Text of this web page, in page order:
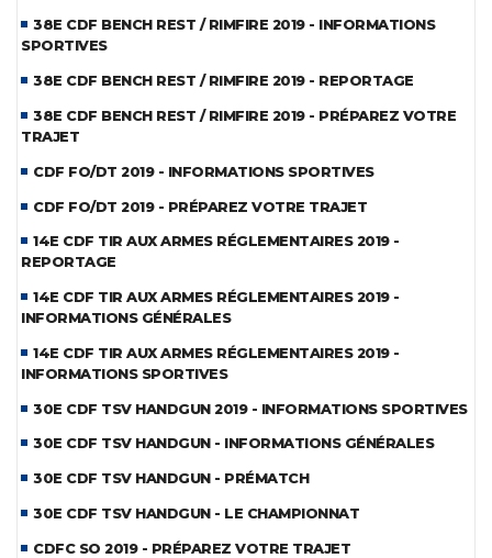
38E CDF BENCH REST / RIMFIRE 2019 - INFORMATIONS
SPORTIVES
38E CDF BENCH REST / RIMFIRE 2019 - REPORTAGE
38E CDF BENCH REST / RIMFIRE 2019 - PRÉPAREZ VOTRE
TRAJET
CDF FO/DT 2019 - INFORMATIONS SPORTIVES
CDF FO/DT 2019 - PRÉPAREZ VOTRE TRAJET
14E CDF TIR AUX ARMES RÉGLEMENTAIRES 2019 -
REPORTAGE
14E CDF TIR AUX ARMES RÉGLEMENTAIRES 2019 -
INFORMATIONS GÉNÉRALES
14E CDF TIR AUX ARMES RÉGLEMENTAIRES 2019 -
INFORMATIONS SPORTIVES
30E CDF TSV HANDGUN 2019 - INFORMATIONS SPORTIVES
30E CDF TSV HANDGUN - INFORMATIONS GÉNÉRALES
30E CDF TSV HANDGUN - PRÉMATCH
30E CDF TSV HANDGUN - LE CHAMPIONNAT
CDFC SO 2019 - PRÉPAREZ VOTRE TRAJET